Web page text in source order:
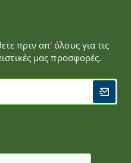
πριν απ' όλους για τις
μας προσφορές.